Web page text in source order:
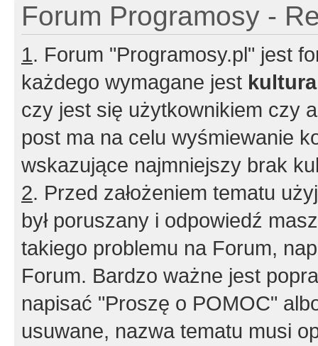
Forum Programosy -
1. Forum "Programosy.pl" jest
każdego wymagane jest
czy jest się użytkownikiem czy
post ma na celu wyśmiewanie
wskazujące najmniejszy brak
2. Przed założeniem tematu
był poruszany i odpowiedź
takiego problemu na Forum,
Forum. Bardzo ważne jest
napisać "Proszę o POMOC"
usuwane, nazwa tematu musi